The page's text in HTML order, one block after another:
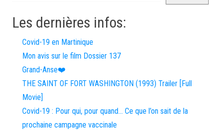
Les dernières infos:
Covid-19 en Martinique
Mon avis sur le film Dossier 137
Grand-Anse❤️
THE SAINT OF FORT WASHINGTON (1993) Trailer [Full
Movie]
Covid-19 : Pour qui, pour quand… Ce que l’on sait de la
prochaine campagne vaccinale